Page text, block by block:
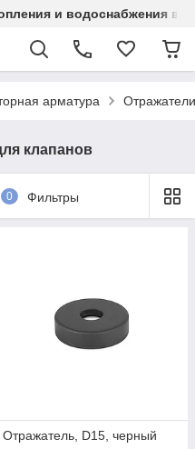
и водоснабжения в
арматура
клапанов
0 Фильтры
Отражатель, D15, черный